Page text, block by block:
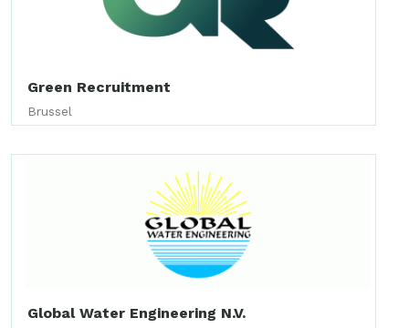
Green Recruitment
Brussel
Global Water Engineering N.V.